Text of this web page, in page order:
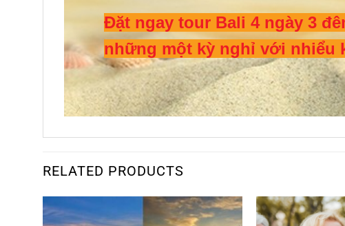
Đặt ngay tour Bali 4 ngày 3
những một kỳ nghỉ với nhiểu
RELATED PRODUCTS